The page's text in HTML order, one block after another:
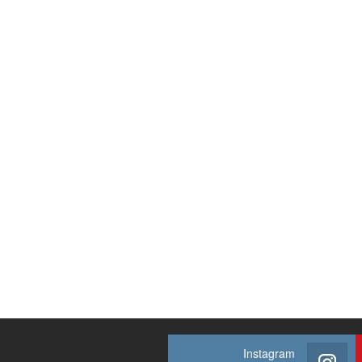
Instagram